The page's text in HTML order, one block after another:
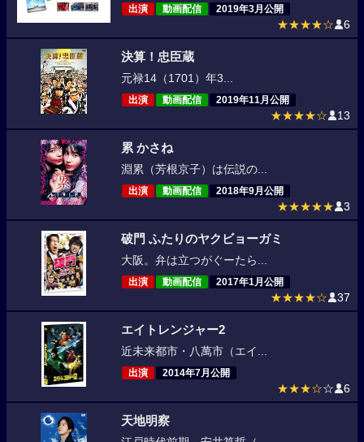
出演 動画配信 2019年3月公開
★★★★☆ 6
決算！忠臣蔵
元禄14（1701）年3...
出演 動画配信 2019年11月公開
★★★★☆ 13
累 かさね
淵累（芳根京子）は伝説の...
出演 動画配信 2018年9月公開
★★★★★ 3
破門 ふたりのヤクビョーガミ
大阪。弁は立つがぐーたら...
出演 動画配信 2017年1月公開
★★★★☆ 37
エイトレンジャー2
近未来都市・八萬市（エイ...
出演 2014年7月公開
★★★☆☆ 6
天地明察